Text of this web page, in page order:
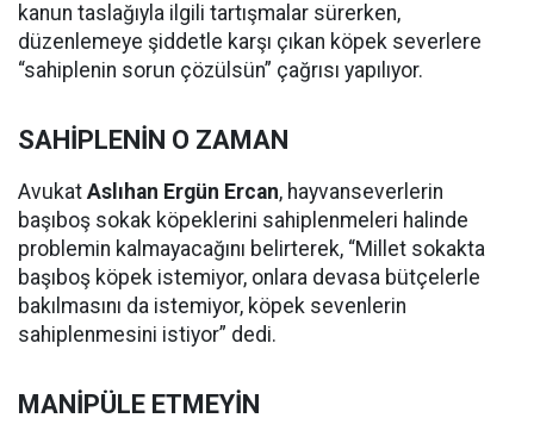
kanun taslağıyla ilgili tartışmalar sürerken,
düzenlemeye şiddetle karşı çıkan köpek severlere
“sahiplenin sorun çözülsün” çağrısı yapılıyor.
SAHİPLENİN O ZAMAN
Avukat Aslıhan Ergün Ercan, hayvanseverlerin
başıboş sokak köpeklerini sahiplenmeleri halinde
problemin kalmayacağını belirterek, “Millet sokakta
başıboş köpek istemiyor, onlara devasa bütçelerle
bakılmasını da istemiyor, köpek sevenlerin
sahiplenmesini istiyor” dedi.
MANİPÜLE ETMEYİN